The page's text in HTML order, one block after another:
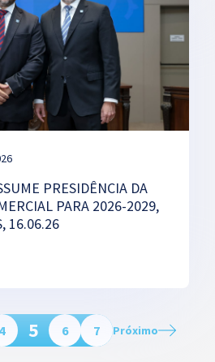
PRESIDÊNCIA DA
PARA 2026-2029,
16.06.26
4 5 6 7 Próximo